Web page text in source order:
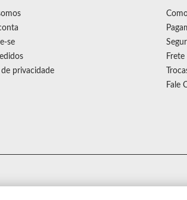
se
privacidade
Frete
Fale